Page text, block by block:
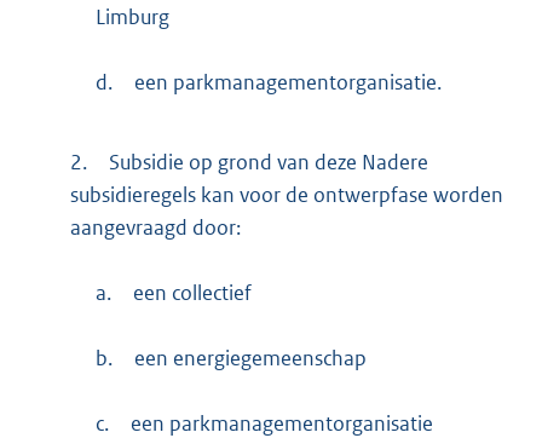
Limburg
d. een parkmanagementorganisatie.
2.
Subsidie op grond van deze Nadere
subsidieregels kan voor de ontwerpfase worden
aangevraagd door:
a. een collectief
b. een energiegemeenschap
c. een parkmanagementorganisatie